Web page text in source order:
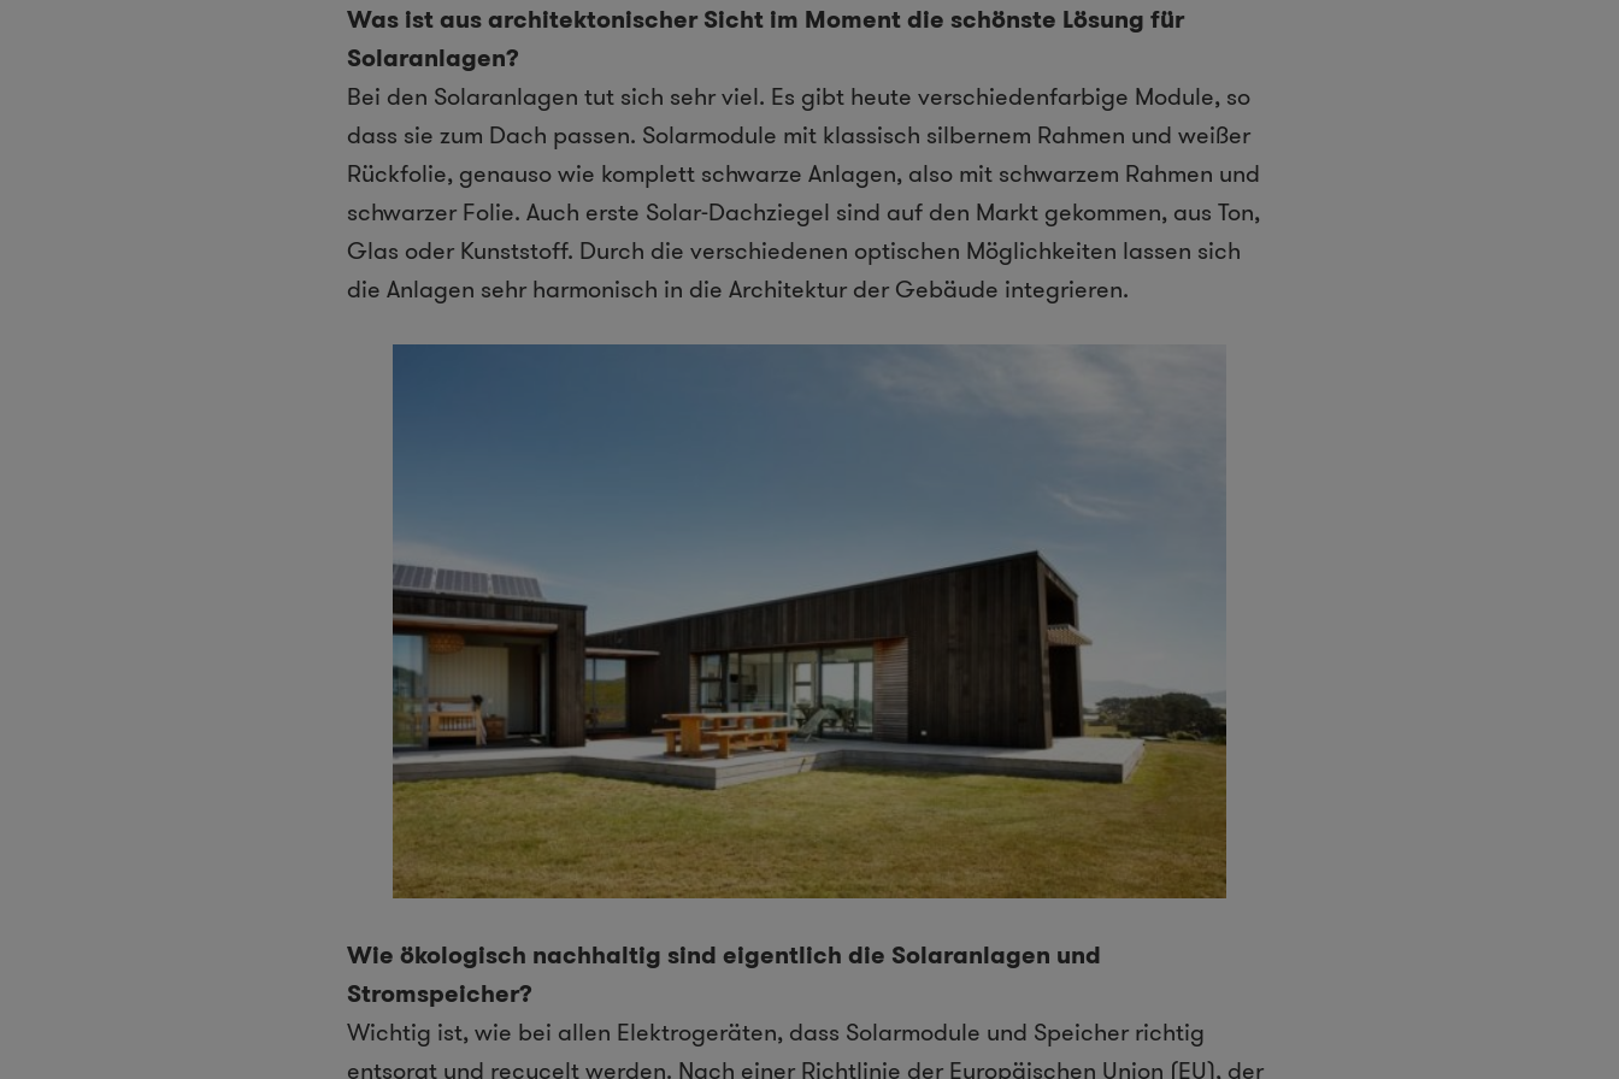
Was ist aus architektonischer Sicht im Moment die schönste Lösung für
Solaranlagen?
Bei den Solaranlagen tut sich sehr viel. Es gibt heute verschiedenfarbige Module, so
dass sie zum Dach passen. Solarmodule mit klassisch silbernem Rahmen und weißer
Rückfolie, genauso wie komplett schwarze Anlagen, also mit schwarzem Rahmen und
schwarzer Folie. Auch erste Solar-Dachziegel sind auf den Markt gekommen, aus Ton,
Glas oder Kunststoff. Durch die verschiedenen optischen Möglichkeiten lassen sich
die Anlagen sehr harmonisch in die Architektur der Gebäude integrieren.
Wie ökologisch nachhaltig sind eigentlich die Solaranlagen und
Stromspeicher?
Wichtig ist, wie bei allen Elektrogeräten, dass Solarmodule und Speicher richtig
entsorgt und recycelt werden. Nach einer Richtlinie der Europäischen Union (EU), der